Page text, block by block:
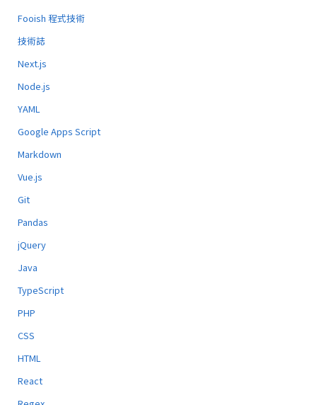
Fooish 程式技術
技術誌
Next.js
Node.js
YAML
Google Apps Script
Markdown
Vue.js
Git
Pandas
jQuery
Java
TypeScript
PHP
CSS
HTML
React